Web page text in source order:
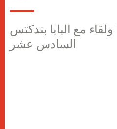
ولقاء مع البابا بندكتس
السادس عشر